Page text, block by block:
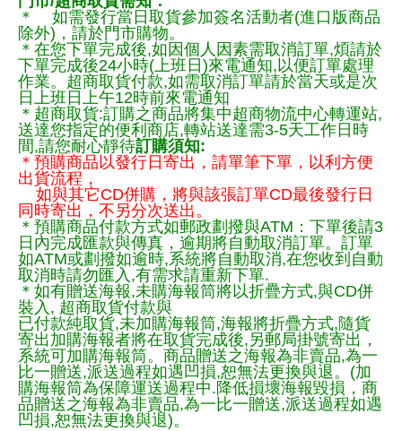
＊ 如需發行當日取貨參加簽名活動者(進口版商品
除外)，請於門市購物。
＊在您下單完成後,如因個人因素需取消訂單,煩請於
下單完成後24小時(上班日)來電通知,以便訂單處理
作業。超商取貨付款,如需取消訂單請於當天或是次
日上班日上午12時前來電通知
＊超商取貨:訂購之商品將集中超商物流中心轉運站,
送達您指定的便利商店,轉站送達需3-5天工作日時
間,請您耐心靜待訂購須知:
＊預購商品以發行日寄出，請單筆下單，以利方便
出貨流程，
如與其它CD併購，將與該張訂單CD最後發行日
同時寄出，不另分次送出。
＊預購商品付款方式如郵政劃撥與ATM：下單後請3
日內完成匯款與傳真，逾期將自動取消訂單。訂單
如ATM或劃撥如逾時,系統將自動取消,在您收到自動
取消時請勿匯入,有需求請重新下單.
＊如有贈送海報,未購海報筒將以折疊方式,與CD併
裝入, 超商取貨付款與
已付款純取貨,未加購海報筒,海報將折疊方式,隨貨
寄出加購海報者將在取貨完成後,另郵局掛號寄出，
系統可加購海報筒。商品贈送之海報為非賣品,為一
比一贈送,派送過程如遇凹損,恕無法更換與退。(加
購海報筒為保障運送過程中.降低損壞海報毀損，商
品贈送之海報為非賣品,為一比一贈送,派送過程如遇
凹損,恕無法更換與退)。